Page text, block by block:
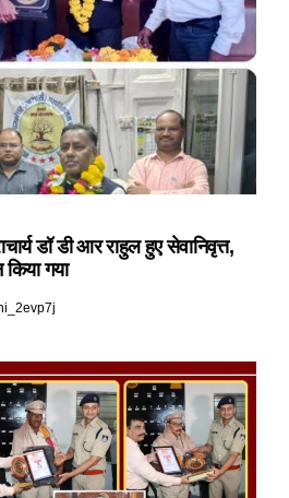
डॉ डी आर राहुल हुए सेवानिवृत्त,
गया